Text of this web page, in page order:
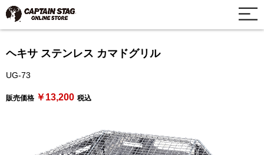
ヘキサ ステンレス カマドグリル
UG-73
販売価格 ￥13,200 税込